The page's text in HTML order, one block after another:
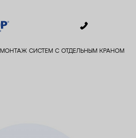
МОНТАЖ СИСТЕМ С ОТДЕЛЬНЫМ КРАНОМ